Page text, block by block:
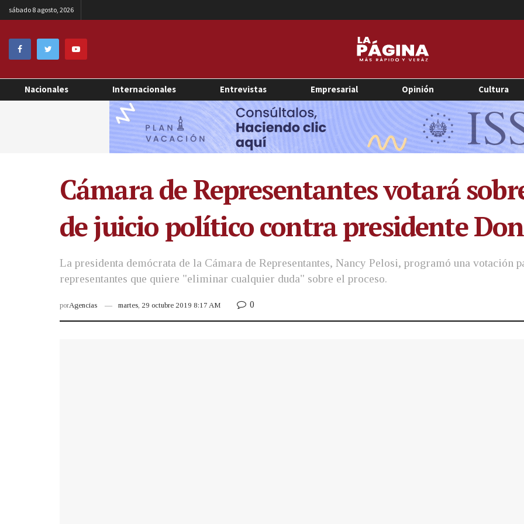
sábado 8 agosto, 2026
Nacionales Internacionales Entrevistas Empresarial Opinión Cultura
Cámara de Representantes votará
de juicio político contra presidente
La presidenta demócrata de la Cámara de Representantes, Nancy Pelosi, programó una votación
representantes que quiere "eliminar cualquier duda" sobre el proceso.
porAgencias martes, 29 octubre 2019 8:17 AM 0